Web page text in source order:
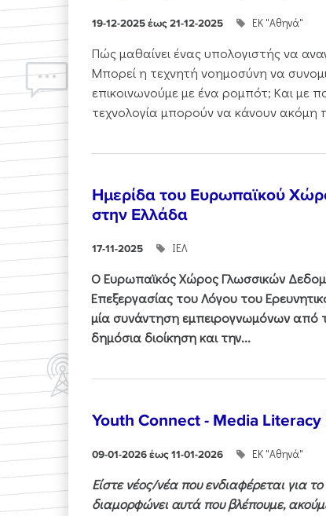
19-12-2025 έως 21-12-2025 ΕΚ "Αθηνά"
Πώς μαθαίνει ένας υπολογιστής να
Μπορεί η τεχνητή νοημοσύνη να
επικοινωνούμε με ένα ρομπότ; Και με
τεχνολογία μπορούν να κάνουν ακόμη
Ημερίδα του Ευρωπαϊκού
στην Ελλάδα
17-11-2025 ΙΕΛ
Ο Ευρωπαϊκός Χώρος Γλωσσικών
Επεξεργασίας του Λόγου του
μία συνάντηση εμπειρογνωμόνων από
δημόσια διοίκηση και την...
Youth Connect - Media
09-01-2026 έως 11-01-2026 ΕΚ "Αθηνά"
Είστε νέος/νέα που ενδιαφέρεται για
διαμορφώνει αυτά που βλέπουμε,